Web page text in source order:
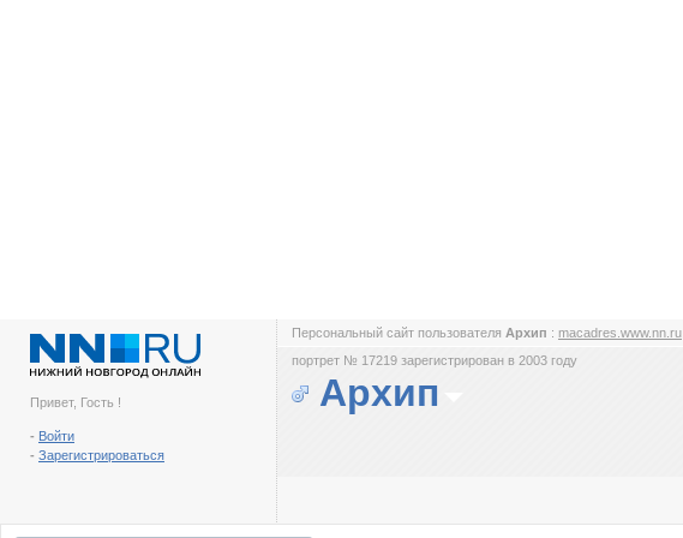
Привет, Гость !
- Войти
- Зарегистрироваться
Персональный сайт пользователя Архип : macadres.www.nn.ru
портрет № 17219 зарегистрирован в 2003 году
Архип